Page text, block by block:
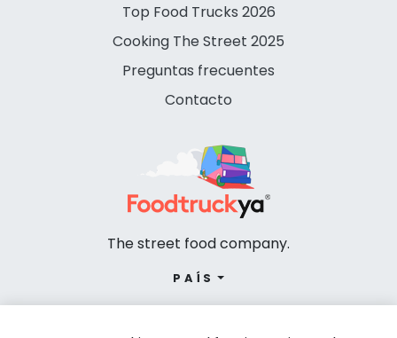
Top Food Trucks 2026
Cooking The Street 2025
Preguntas frecuentes
Contacto
The street food company.
PAÍS